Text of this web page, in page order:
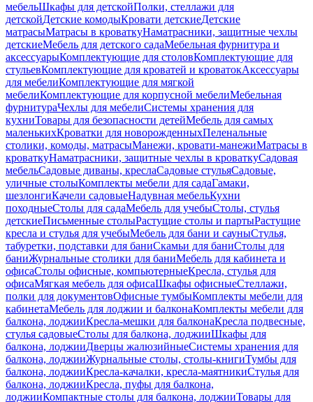
мебельШкафы для детскойПолки, стеллажи для
детскойДетские комодыКровати детскиеДетские
матрасыМатрасы в кроваткуНаматрасники, защитные чехлы
детскиеМебель для детского садаМебельная фурнитура и
аксессуарыКомплектующие для столовКомплектующие для
стульевКомплектующие для кроватей и кроватокАксессуары
для мебелиКомплектующие для мягкой
мебелиКомплектующие для корпусной мебелиМебельная
фурнитураЧехлы для мебелиСистемы хранения для
кухниТовары для безопасности детейМебель для самых
маленькихКроватки для новорожденныхПеленальные
столики, комоды, матрасыМанежи, кровати-манежиМатрасы в
кроваткуНаматрасники, защитные чехлы в кроваткуСадовая
мебельСадовые диваны, креслаСадовые стульяСадовые,
уличные столыКомплекты мебели для садаГамаки,
шезлонгиКачели садовыеНадувная мебельКухни
походныеСтолы для садаМебель для учебыСтолы, стулья
детскиеПисьменные столыРастущие столы и партыРастущие
кресла и стулья для учебыМебель для бани и сауныСтулья,
табуретки, подставки для баниСкамьи для баниСтолы для
баниЖурнальные столики для баниМебель для кабинета и
офисаСтолы офисные, компьютерныеКресла, стулья для
офисаМягкая мебель для офисаШкафы офисныеСтеллажи,
полки для документовОфисные тумбыКомплекты мебели для
кабинетаМебель для лоджии и балконаКомплекты мебели для
балкона, лоджииКресла-мешки для балконаКресла подвесные,
стулья садовыеСтолы для балкона, лоджииШкафы для
балкона, лоджииДверцы жалюзийныеСистемы хранения для
балкона, лоджииЖурнальные столы, столы-книгиТумбы для
балкона, лоджииКресла-качалки, кресла-маятникиСтулья для
балкона, лоджииКресла, пуфы для балкона,
лоджииКомпактные столы для балкона, лоджииТовары для